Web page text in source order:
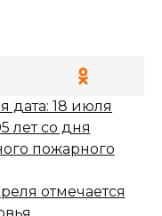
дата: 18 июля
лет со дня
пожарного
отмечается